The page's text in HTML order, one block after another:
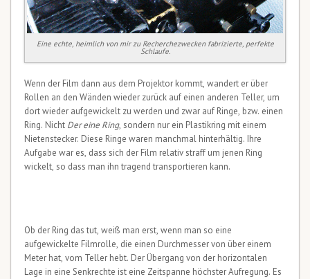
Eine echte, heimlich von mir zu Recherchezwecken fabrizierte, perfekte
Schlaufe.
Wenn der Film dann aus dem Projektor kommt, wandert er über
Rollen an den Wänden wieder zurück auf einen anderen Teller, um
dort wieder aufgewickelt zu werden und zwar auf Ringe, bzw. einen
Ring. Nicht Der eine Ring, sondern nur ein Plastikring mit einem
Nietenstecker. Diese Ringe waren manchmal hinterhältig. Ihre
Aufgabe war es, dass sich der Film relativ straff um jenen Ring
wickelt, so dass man ihn tragend transportieren kann.
Ob der Ring das tut, weiß man erst, wenn man so eine
aufgewickelte Filmrolle, die einen Durchmesser von über einem
Meter hat, vom Teller hebt. Der Übergang von der horizontalen
Lage in eine Senkrechte ist eine Zeitspanne höchster Aufregung. Es